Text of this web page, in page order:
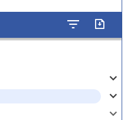
Ouvrir
la
générales
Ouvrir
la
Ouvrir